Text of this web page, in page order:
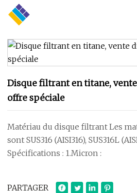
Disque filtrant en titane,
offre spéciale
Matériau du disque filtrant Les
sont SUS316 (AISI316), SUS316L
Spécifications : 1.Micron :
PARTAGER